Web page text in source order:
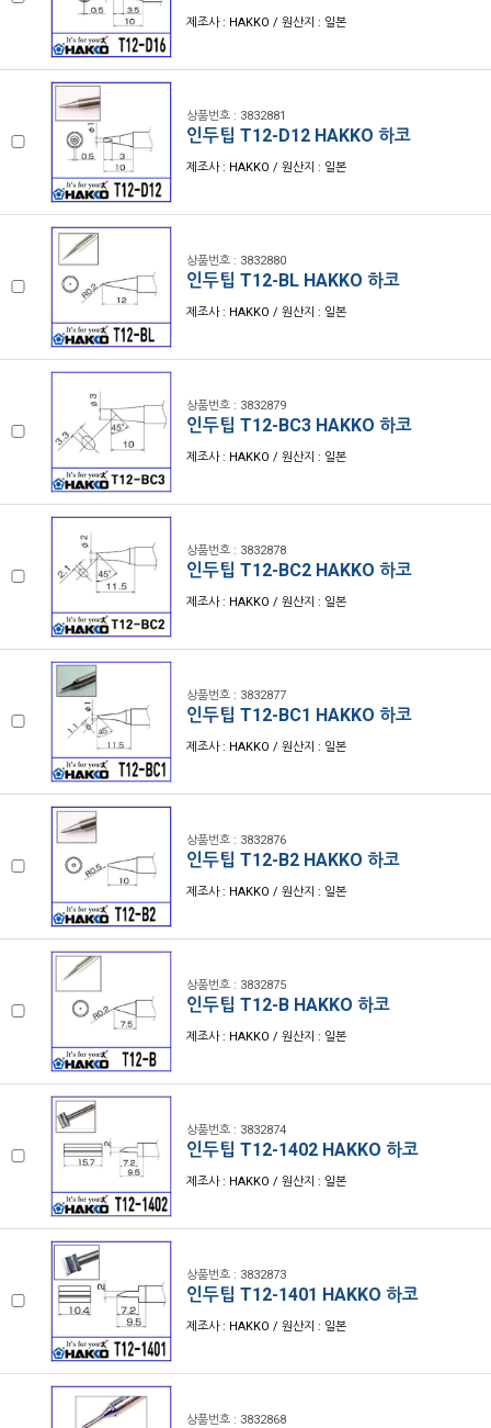
제조사 : HAKKO / 원산지 : 일본
상품번호 : 3832881
인두팁 T12-D12 HAKKO 하코
제조사 : HAKKO / 원산지 : 일본
상품번호 : 3832880
인두팁 T12-BL HAKKO 하코
제조사 : HAKKO / 원산지 : 일본
상품번호 : 3832879
인두팁 T12-BC3 HAKKO 하코
제조사 : HAKKO / 원산지 : 일본
상품번호 : 3832878
인두팁 T12-BC2 HAKKO 하코
제조사 : HAKKO / 원산지 : 일본
상품번호 : 3832877
인두팁 T12-BC1 HAKKO 하코
제조사 : HAKKO / 원산지 : 일본
상품번호 : 3832876
인두팁 T12-B2 HAKKO 하코
제조사 : HAKKO / 원산지 : 일본
상품번호 : 3832875
인두팁 T12-B HAKKO 하코
제조사 : HAKKO / 원산지 : 일본
상품번호 : 3832874
인두팁 T12-1402 HAKKO 하코
제조사 : HAKKO / 원산지 : 일본
상품번호 : 3832873
인두팁 T12-1401 HAKKO 하코
제조사 : HAKKO / 원산지 : 일본
상품번호 : 3832868